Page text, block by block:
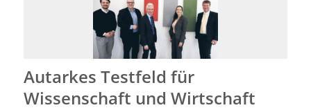
Autarkes Testfeld für
Wissenschaft und Wirtschaft